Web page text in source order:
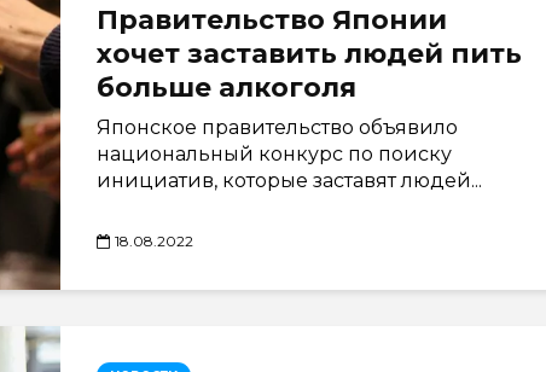
Правительство Японии
хочет заставить людей пить
больше алкоголя
Японское правительство объявило
национальный конкурс по поиску
инициатив, которые заставят людей...
18.08.2022